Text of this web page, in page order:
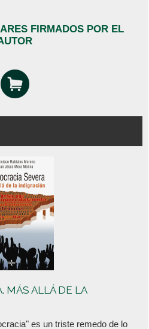
FIRMADOS POR EL
MÁS ALLÁ DE LA
es un triste remedo de lo